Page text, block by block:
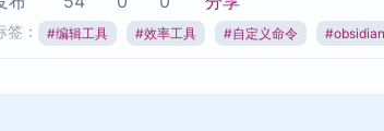
热门链接 Top5
加速访问 Obsidian 官方
市场
插件
签： #编辑工具 #效率工具 #自定义命令 #